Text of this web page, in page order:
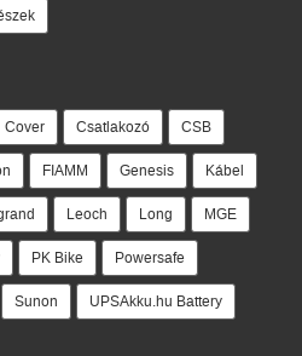
Cover Csatlakozó CSB
FIAMM Genesis Kábel
Leoch Long MGE
PK Bike Powersafe
Sunon UPSAkku.hu Battery